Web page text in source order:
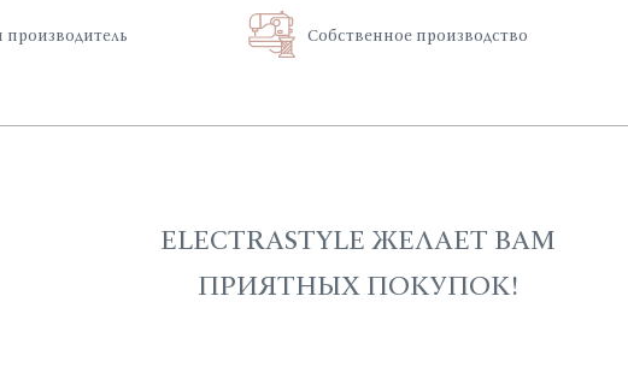
Собственное производство
ELECTRASTYLE ЖЕЛАЕТ ВАМ
ПРИЯТНЫХ ПОКУПОК!